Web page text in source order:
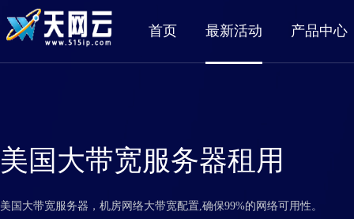
首页 最新活动 产品中心
美国大带宽服务器租用
美国大带宽服务器，机房网络大带宽配置,确保99%的网络可用性。